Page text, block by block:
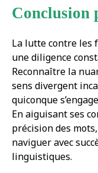
Conclusion
La lutte contre les
une diligence
Reconnaître la
sens divergent
quiconque
En aiguisant ses
précision des
naviguer avec
linguistiques.